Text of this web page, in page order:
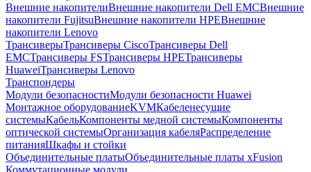
Внешние накопителиВнешние накопители Dell EMCВнешние
накопители FujitsuВнешние накопители HPEВнешние
накопители Lenovo
ТрансиверыТрансиверы CiscoТрансиверы Dell
EMCТрансиверы FSТрансиверы HPEТрансиверы
HuaweiТрансиверы Lenovo
Транспондеры
Модули безопасностиМодули безопасности Huawei
Монтажное оборудованиеKVMКабеленесущие
системыКабельКомпоненты медной системыКомпоненты
оптической системыОрганизация кабеляРаспределение
питанияШкафы и стойки
Объединительные платыОбъединительные платы xFusion
Коммутационные модули